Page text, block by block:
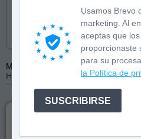
Usamos Brevo
marketing. Al
aceptas que
proporcionaste
para su
la Política de
SUSCRIBIRSE
Más de: Alba Quintas
Hernández
¿El fútbol es
inspiran a las nuevas